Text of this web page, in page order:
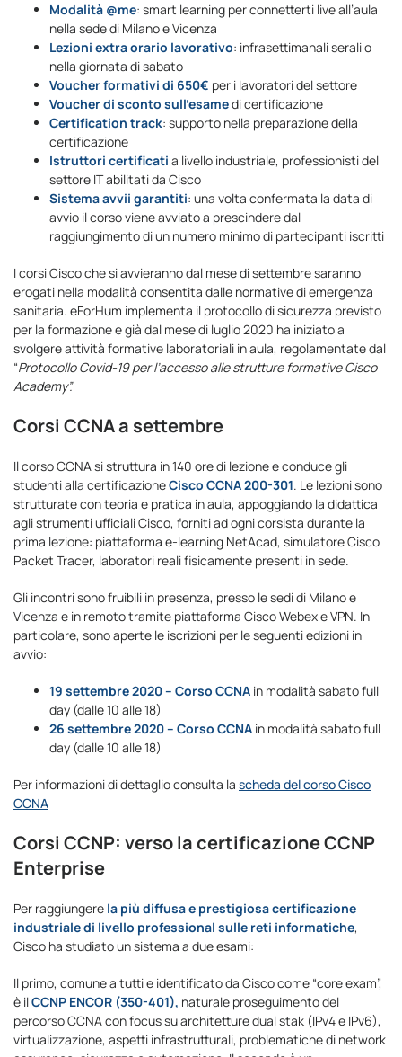
Modalità @me: smart learning per connetterti live all’aula
nella sede di Milano e Vicenza
Lezioni extra orario lavorativo: infrasettimanali serali o
nella giornata di sabato
Voucher formativi di 650€ per i lavoratori del settore
Voucher di sconto sull’esamedi certificazione
Certification track: supporto nella preparazione della
certificazione
Istruttori certificati a livello industriale, professionisti del
settore IT abilitati da Cisco
Sistema avvii garantiti: una volta confermata la data di
avvio il corso viene avviato a prescindere dal
raggiungimento di un numero minimo di partecipanti iscritti
I corsi Cisco che si avvieranno dal mese di settembre saranno
erogati nella modalità consentita dalle normative di emergenza
sanitaria. eForHum implementa il protocollo di sicurezza previsto
per la formazione e già dal mese di luglio 2020 ha iniziato a
svolgere attività formative laboratoriali in aula, regolamentate dal
“Protocollo Covid-19 per l’accesso alle strutture formative Cisco
Academy”.
Corsi CCNA a settembre
Il corso CCNA si struttura in 140 ore di lezione e conduce gli
studenti alla certificazioneCisco CCNA 200-301. Le lezioni sono
strutturate con teoria e pratica in aula, appoggiando la didattica
agli strumenti ufficiali Cisco, forniti ad ogni corsista durante la
prima lezione: piattaforma e-learning NetAcad, simulatore Cisco
Packet Tracer, laboratori reali fisicamente presenti in sede.
Gli incontri sono fruibili in presenza, presso le sedi di Milano e
Vicenza e in remoto tramite piattaforma Cisco Webex e VPN. In
particolare, sono aperte le iscrizioni per le seguenti edizioni in
avvio:
19 settembre 2020 – Corso CCNA in modalità sabato full
day (dalle 10 alle 18)
26 settembre 2020 – Corso CCNA in modalità sabato full
day (dalle 10 alle 18)
Per informazioni di dettaglio consulta la scheda del corso Cisco
CCNA
Corsi CCNP: verso la certificazione CCNP
Enterprise
Per raggiungere la più diffusa e prestigiosa certificazione
industriale di livello professional sulle reti informatiche,
Cisco ha studiato un sistema a due esami:
Il primo, comune a tutti e identificato da Cisco come “core exam”,
è ilCCNP ENCOR (350-401), naturale proseguimento del
percorso CCNA con focus su architetture dual stak (IPv4 e IPv6),
virtualizzazione, aspetti infrastrutturali, problematiche di network